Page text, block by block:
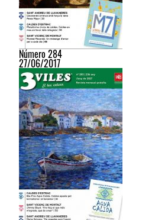
Número 284
27/06/2017